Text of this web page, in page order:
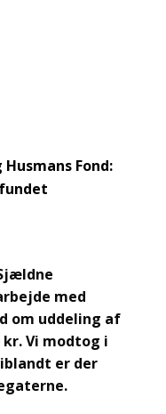
Fond:
med
om uddeling af
Vi modtog i
er der